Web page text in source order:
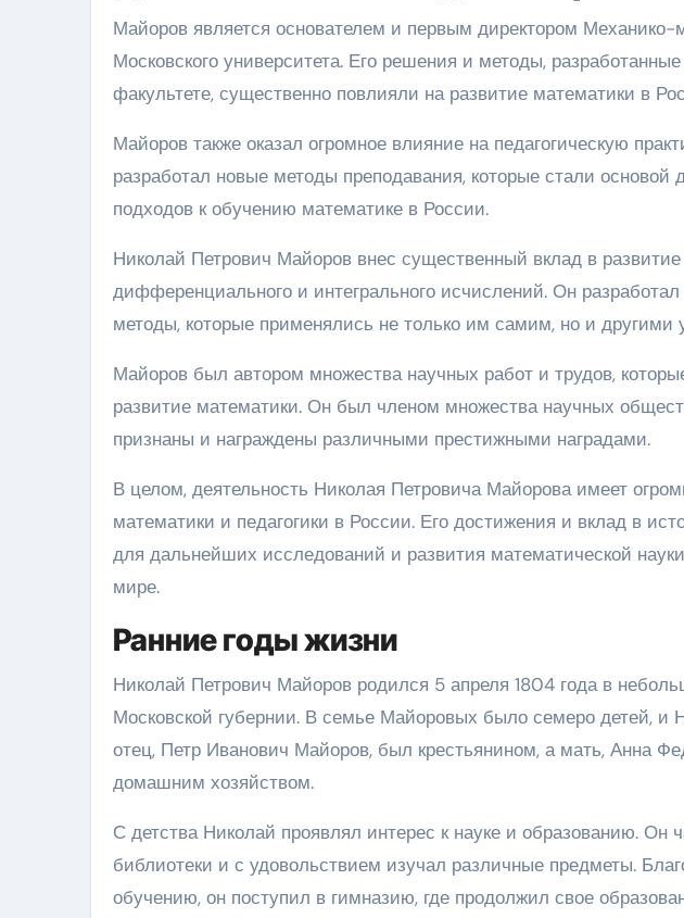
Майоров является основателем и первым директором Механико-
Московского университета. Его решения и методы,
факультете, существенно повлияли на развитие математики в
Майоров также оказал огромное влияние на педагогическую
разработал новые методы преподавания, которые стали
подходов к обучению математике в России.
Николай Петрович Майоров внес существенный вклад в
дифференциального и интегрального исчислений. Он
методы, которые применялись не только им самим, но и
Майоров был автором множества научных работ и трудов,
развитие математики. Он был членом множества научных
признаны и награждены различными престижными наградами.
В целом, деятельность Николая Петровича Майорова имеет
математики и педагогики в России. Его достижения и вклад в
для дальнейших исследований и развития математической
мире.
Ранние годы жизни
Николай Петрович Майоров родился 5 апреля 1804 года в
Московской губернии. В семье Майоровых было семеро детей, и
отец, Петр Иванович Майоров, был крестьянином, а мать, Анна
домашним хозяйством.
С детства Николай проявлял интерес к науке и образованию. Он
библиотеки и с удовольствием изучал различные предметы.
обучению, он поступил в гимназию, где продолжил свое